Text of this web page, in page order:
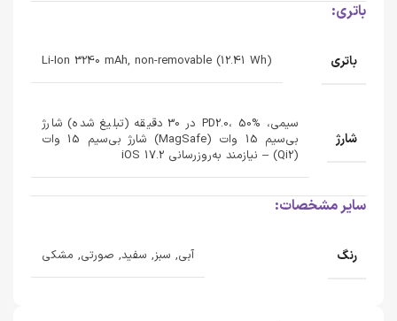
باتری:
باتری Li-Ion 3240 mAh, non-removable (12.41 Wh)
شارژ
سیمی، PD2.0، 50% در 30 دقیقه (تبلیغ شده) شارژ
بی‌سیم 15 وات (MagSafe) شارژ بی‌سیم 15 وات
(Qi2) – نیازمند به‌روزرسانی iOS 17.2
سایر مشخصات:
رنگ آبی, سبز, سفید, صورتی, مشکی